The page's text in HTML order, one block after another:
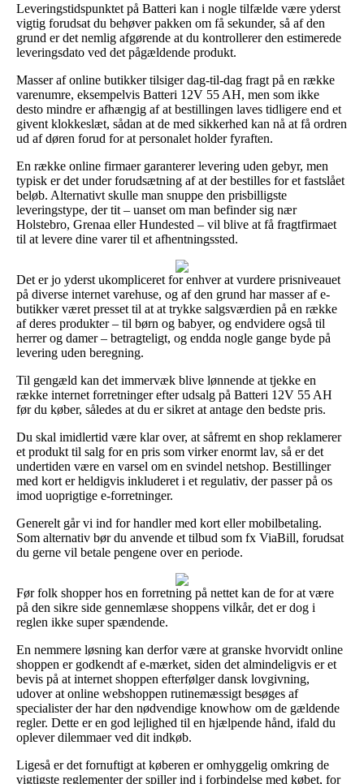
Leveringstidspunktet på Batteri kan i nogle tilfælde være yderst
vigtig forudsat du behøver pakken om få sekunder, så af den
grund er det nemlig afgørende at du kontrollerer den estimerede
leveringsdato ved det pågældende produkt.
Masser af online butikker tilsiger dag-til-dag fragt på en række
varenumre, eksempelvis Batteri 12V 55 AH, men som ikke
desto mindre er afhængig af at bestillingen laves tidligere end et
givent klokkeslæt, sådan at de med sikkerhed kan nå at få ordren
ud af døren forud for at personalet holder fyraften.
En række online firmaer garanterer levering uden gebyr, men
typisk er det under forudsætning af at der bestilles for et fastslået
beløb. Alternativt skulle man snuppe den prisbilligste
leveringstype, der tit – uanset om man befinder sig nær
Holstebro, Grenaa eller Hundested – vil blive at få fragtfirmaet
til at levere dine varer til et afhentningssted.
Det er jo yderst ukompliceret for enhver at vurdere prisniveauet
på diverse internet varehuse, og af den grund har masser af e-
butikker været presset til at at trykke salgsværdien på en række
af deres produkter – til børn og babyer, og endvidere også til
herrer og damer – betragteligt, og endda nogle gange byde på
levering uden beregning.
Til gengæld kan det immervæk blive lønnende at tjekke en
række internet forretninger efter udsalg på Batteri 12V 55 AH
før du køber, således at du er sikret at antage den bedste pris.
Du skal imidlertid være klar over, at såfremt en shop reklamerer
et produkt til salg for en pris som virker enormt lav, så er det
undertiden være en varsel om en svindel netshop. Bestillinger
med kort er heldigvis inkluderet i et regulativ, der passer på os
imod uoprigtige e-forretninger.
Generelt går vi ind for handler med kort eller mobilbetaling.
Som alternativ bør du anvende et tilbud som fx ViaBill, forudsat
du gerne vil betale pengene over en periode.
Før folk shopper hos en forretning på nettet kan de for at være
på den sikre side gennemlæse shoppens vilkår, det er dog i
reglen ikke super spændende.
En nemmere løsning kan derfor være at granske hvorvidt online
shoppen er godkendt af e-mærket, siden det almindeligvis er et
bevis på at internet shoppen efterfølger dansk lovgivning,
udover at online webshoppen rutinemæssigt besøges af
specialister der har den nødvendige knowhow om de gældende
regler. Dette er en god lejlighed til en hjælpende hånd, ifald du
oplever dilemmaer ved dit indkøb.
Ligeså er det fornuftigt at køberen er omhyggelig omkring de
vigtigste reglementer der spiller ind i forbindelse med købet, for